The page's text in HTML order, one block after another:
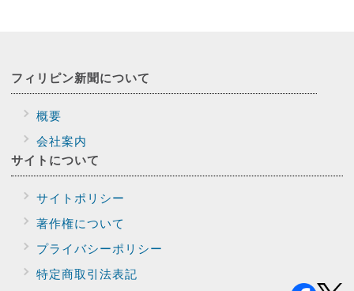
フィリピン新聞について
概要
会社案内
サイトについて
サイトポリシー
著作権について
プライバシーポリシー
特定商取引法表記